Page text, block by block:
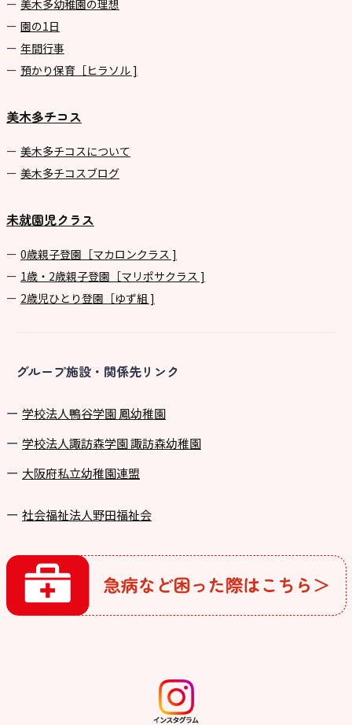
美⽊多幼稚園の理想
園の1⽇
年間⾏事
預かり保育［ヒラソル ]
美木多チコス
美⽊多チコスについて
美⽊多チコスブログ
未就園児クラス
0歳親子登園［マカロンクラス ]
1歳・2歳親子登園［マリポサクラス ]
2歳児ひとり登園［ゆず組 ]
グループ施設・関係先リンク
学校法⼈鴨⾕学園 鳳幼稚園
学校法⼈諏訪森学園 諏訪森幼稚園
⼤阪府私⽴幼稚園連盟
社会福祉法人野田福祉会